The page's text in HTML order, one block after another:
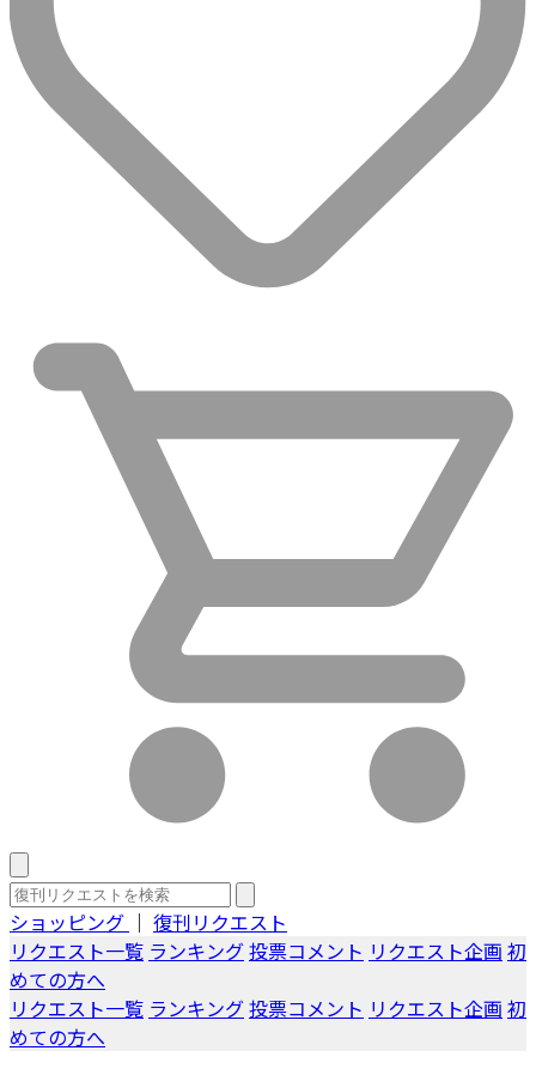
ショッピング ｜ 復刊リクエスト
リクエスト一覧 ランキング投票コメント リクエスト企画 初
めての方へ
リクエスト一覧 ランキング投票コメント リクエスト企画 初
めての方へ